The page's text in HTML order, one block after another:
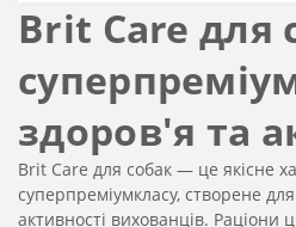
Brit Care для
здоров'я та
Brit Care для собак — це якісне
суперпреміумкласу, створене
активності вихованців. Раціони